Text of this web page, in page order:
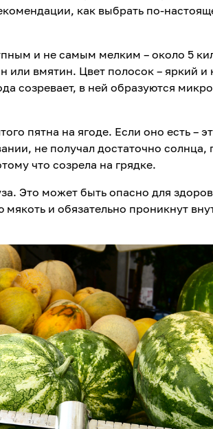
как выбрать по-
и не самым мелким – около 5
или вмятин. Цвет полосок – яркий и
созревает, в ней образуются
пятна на ягоде. Если оно есть –
не получал достаточно солнца,
что созрела на грядке.
Это может быть опасно для
и обязательно проникнут